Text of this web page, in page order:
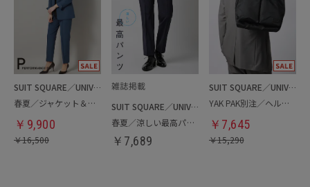
SUIT SQUARE／UNIVERSAL LANGUAGE／WHITE
春夏／ジャケット＆パンツセットアップ／洗濯ネット付き
￥ 9,900
￥16,500
SUIT SQUARE／UNIVERSAL LANGUAGE
春夏／涼しい最高パンツ
￥ 7,689
SUIT SQUARE／UNIVERSAL LANGUAGE
YAK PAK別注／ヘルメットバッグ
￥ 7,645
￥15,290